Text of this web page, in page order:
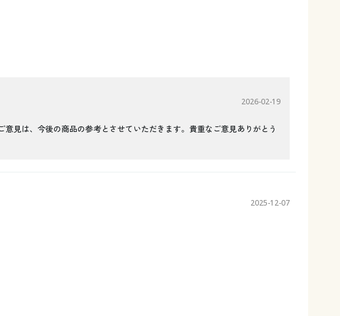
2026-02-19
見は、今後の商品の参考とさせていただきます。貴重なご意見ありがとう
2025-12-07